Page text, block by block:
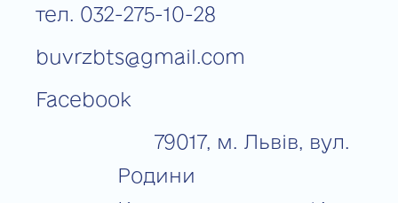
тел. 032-275-10-28
buvrzbts@gmail.com
Facebook
79017, м. Львів, вул.
Родини